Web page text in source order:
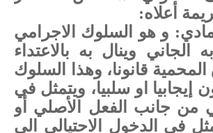
أعلاه:
و هو السلوك الاجرامي
الجاني وينال به بالاعتداء
قانونا، وهذا السلوك
إيجابيا او سلبيا، ويتمثل في
من جانب الفعل الأصلي أو
في الدخول الاحتيالي الى